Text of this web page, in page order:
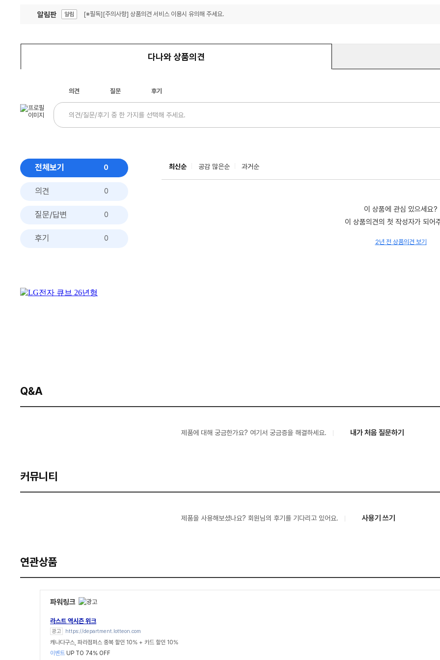
알림판 알림 [※필독][주의사항] 상품의견 서비스 이용시 유의해 주세요.
다나와 상품의견
의견 질문 후기
전체보기 0
의견 0
질문/답변 0
후기 0
최신순 공감 많은순 과거순
이 상품에 관심 있으세요?
이 상품의견의 첫 작성자가 되어
2년 전 상품의견 보기
Q&A
제품에 대해 궁금한가요? 여기서 궁금증을 해결하세요. 내가 처음 질문하기
커뮤니티
제품을 사용해보셨나요? 회원님의 후기를 기다리고 있어요. 사용기 쓰기
연관상품
파워링크
라스트 역시즌 위크
광고 https://department.lotteon.com
캐나다구스, 파라점퍼스 중복 할인 10% + 카드 할인 10%
이벤트 UP TO 74% OFF